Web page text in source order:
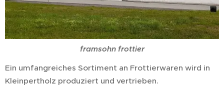
framsohn frottier
Ein umfangreiches Sortiment an Frottierwaren wird in
Kleinpertholz produziert und vertrieben.